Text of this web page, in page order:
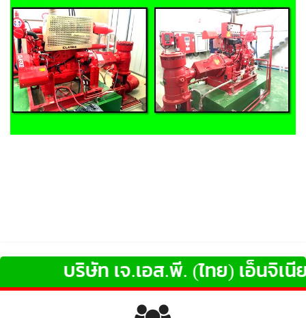
บริษัท เจ.เอส.พี. (ไทย) เอ็นจิเนียริ่ง